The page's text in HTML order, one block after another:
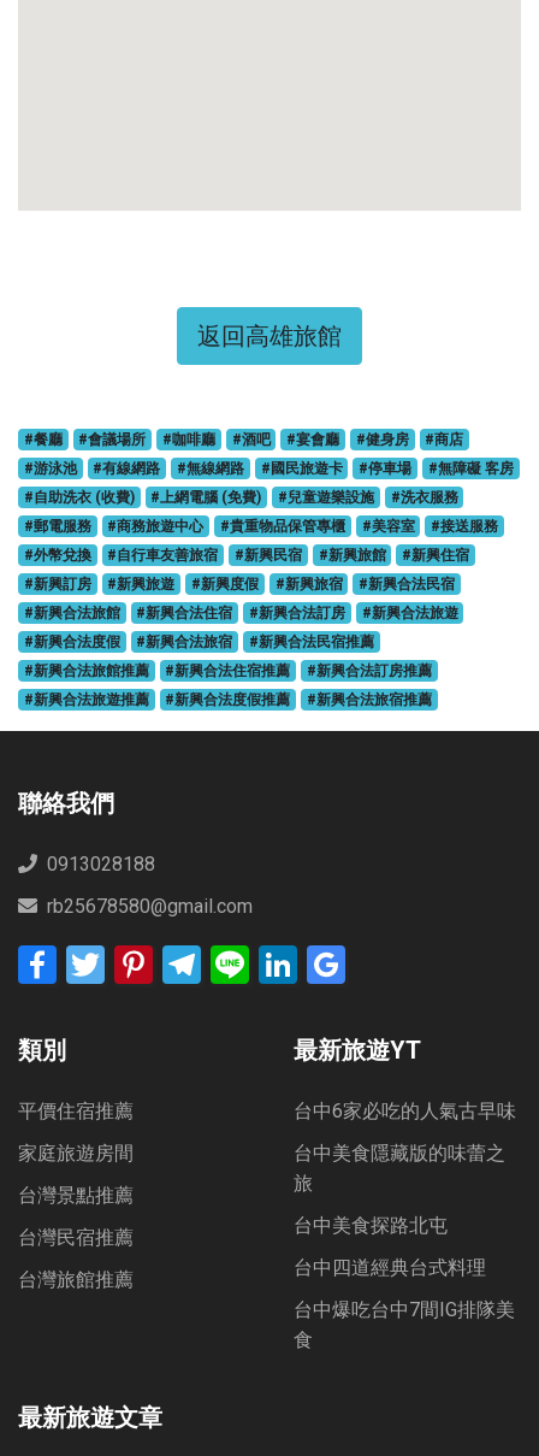
返回高雄旅館
#餐廳 #會議場所 #咖啡廳 #酒吧 #宴會廳 #健身房
#商店
#游泳池
#有線網路 #無線網路 #國民旅遊卡 #停車場
#無障礙 客房
#自助洗衣 (收費)
#上網電腦 (免費) #兒童遊樂設施
#洗衣服務
#郵電服務
#商務旅遊中心 #貴重物品保管專櫃 #美容室
#接送服務
#外幣兌換
#自行車友善旅宿 #新興民宿 #新興旅館
#新興住宿
#新興訂房
#新興旅遊 #新興度假 #新興旅宿
#新興合法民宿
#新興合法旅館
#新興合法住宿 #新興合法訂房
#新興合法旅遊
#新興合法度假
#新興合法旅宿
#新興合法民宿推薦
#新興合法旅館推薦
#新興合法住宿推薦
#新興合法訂房推薦
#新興合法旅遊推薦
#新興合法度假推薦 #新興合法旅宿推薦
聯絡我們
0913028188
rb25678580@gmail.com
FacebookTwitter PinterestTelegram
Line LinkedIn
類別
平價住宿推薦
家庭旅遊房間
台灣景點推薦
台灣民宿推薦
台灣旅館推薦
最新旅遊文章
最新旅遊YT
台中6家必吃的人氣古早味
台中美食隱藏版的味蕾之
旅
台中美食探路北屯
台中四道經典台式料理
台中爆吃台中7間IG排隊美
食